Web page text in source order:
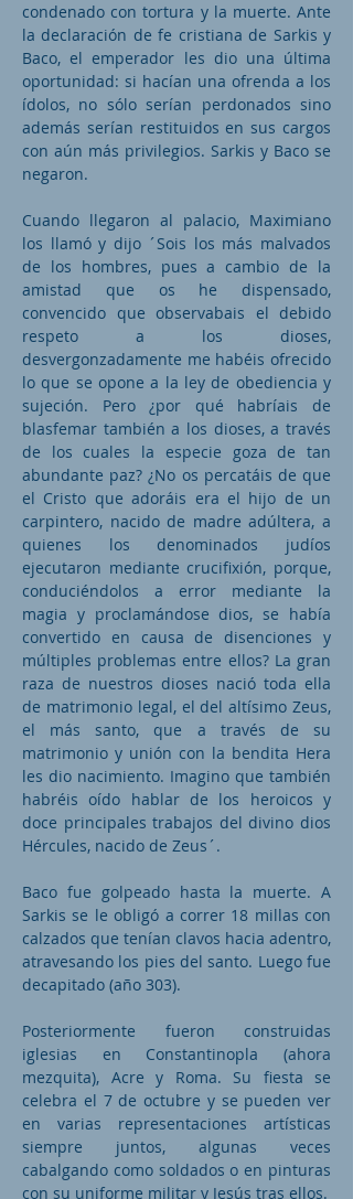
condenado con tortura y la muerte. Ante
la declaración de fe cristiana de Sarkis y
Baco, el emperador les dio una última
oportunidad: si hacían una ofrenda a los
ídolos, no sólo serían perdonados sino
además serían restituidos en sus cargos
con aún más privilegios. Sarkis y Baco se
negaron.
Cuando llegaron al palacio, Maximiano
los llamó y dijo ´Sois los más malvados
de los hombres, pues a cambio de la
amistad que os he dispensado,
convencido que observabais el debido
respeto a los dioses,
desvergonzadamente me habéis ofrecido
lo que se opone a la ley de obediencia y
sujeción. Pero ¿por qué habríais de
blasfemar también a los dioses, a través
de los cuales la especie goza de tan
abundante paz? ¿No os percatáis de que
el Cristo que adoráis era el hijo de un
carpintero, nacido de madre adúltera, a
quienes los denominados judíos
ejecutaron mediante crucifixión, porque,
conduciéndolos a error mediante la
magia y proclamándose dios, se había
convertido en causa de disenciones y
múltiples problemas entre ellos? La gran
raza de nuestros dioses nació toda ella
de matrimonio legal, el del altísimo Zeus,
el más santo, que a través de su
matrimonio y unión con la bendita Hera
les dio nacimiento. Imagino que también
habréis oído hablar de los heroicos y
doce principales trabajos del divino dios
Hércules, nacido de Zeus´.
Baco fue golpeado hasta la muerte. A
Sarkis se le obligó a correr 18 millas con
calzados que tenían clavos hacia adentro,
atravesando los pies del santo. Luego fue
decapitado (año 303).
Posteriormente fueron construidas
iglesias en Constantinopla (ahora
mezquita), Acre y Roma. Su fiesta se
celebra el 7 de octubre y se pueden ver
en varias representaciones artísticas
siempre juntos, algunas veces
cabalgando como soldados o en pinturas
con su uniforme militar y Jesús tras ellos.